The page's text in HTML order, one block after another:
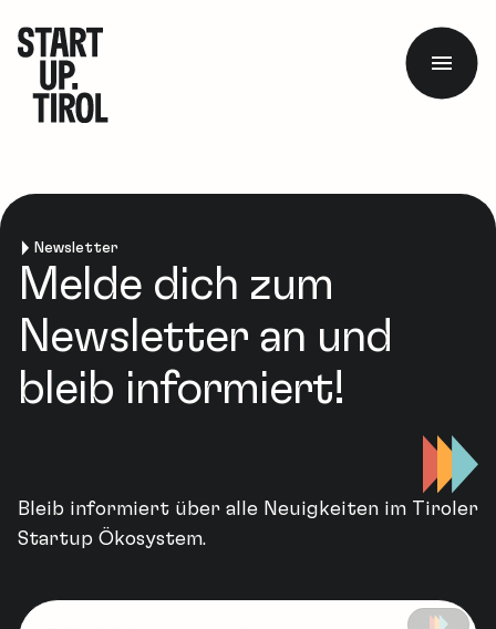
Newsletter
Melde dich zum
Newsletter an und
bleib informiert!
Bleib informiert über alle Neuigkeiten im Tiroler
Startup Ökosystem.